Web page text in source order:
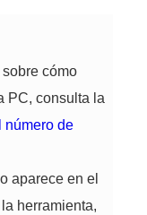
cómo
PC, consulta la
número de
aparece en el
herramienta,